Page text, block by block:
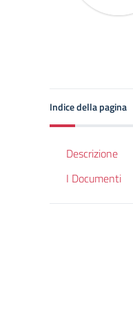
Indice della pagina
Descrizione
I Documenti